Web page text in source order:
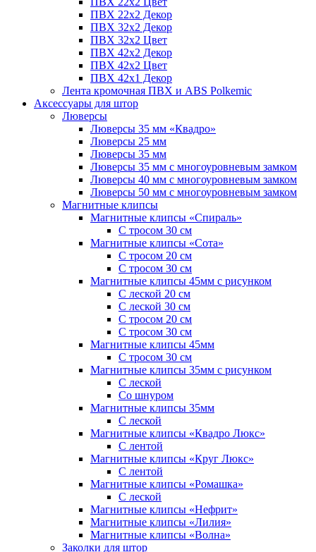
ПВХ 22x2 Декор
ПВХ 32x2 Декор
ПВХ 32x2 Цвет
ПВХ 42x2 Декор
ПВХ 42x2 Цвет
ПВХ 42x1 Декор
Лента кромочная ПВХ и ABS Polkemic
Аксессуары для штор
Люверсы
Люверсы 35 мм «Квадро»
Люверсы 25 мм
Люверсы 35 мм
Люверсы 35 мм с многоуровневым замком
Люверсы 40 мм с многоуровневым замком
Люверсы 50 мм с многоуровневым замком
Магнитные клипсы
Магнитные клипсы «Спираль»
С тросом 30 см
Магнитные клипсы «Сота»
С тросом 20 см
С тросом 30 см
Магнитные клипсы 45мм с рисунком
С леской 20 см
С леской 30 см
С тросом 20 см
С тросом 30 см
Магнитные клипсы 45мм
С тросом 30 см
Магнитные клипсы 35мм с рисунком
С леской
Со шнуром
Магнитные клипсы 35мм
С леской
Магнитные клипсы «Квадро Люкс»
С лентой
Магнитные клипсы «Круг Люкс»
С лентой
Магнитные клипсы «Ромашка»
С леской
Магнитные клипсы «Нефрит»
Магнитные клипсы «Лилия»
Магнитные клипсы «Волна»
Заколки для штор